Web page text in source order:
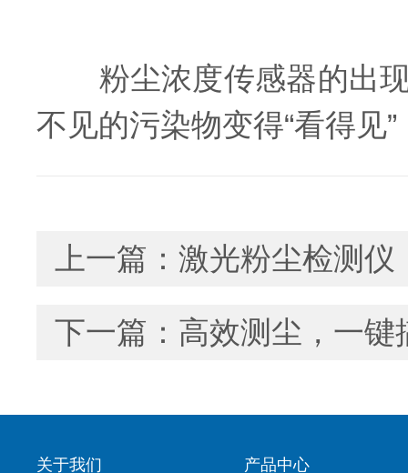
粉尘浓度传感器的出现
不见的污染物变得“看得见
上一篇： 激光粉尘检测仪
下一篇： 高效测尘，一
关于我们 产品中心